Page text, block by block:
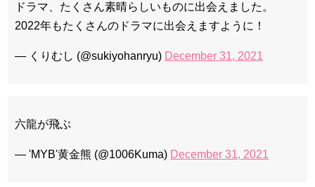
ドラマ、たくさん素晴らしいものに出会えました。
2022年もたくさんのドラマに出会えますように！
— くりむし (@sukiyohanryu) December 31, 2021
六龍が飛ぶ
— 'MYB'黄金熊 (@1006Kuma) December 31, 2021